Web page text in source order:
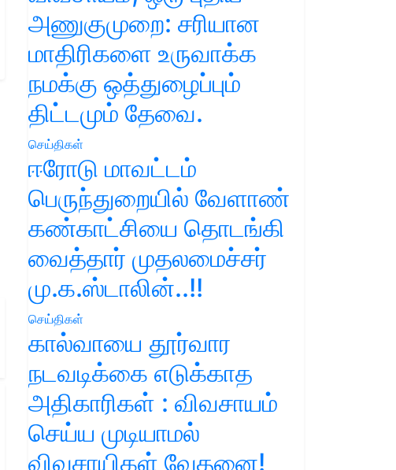
அணுகுமுறை: சரியான
மாதிரிகளை உருவாக்க
நமக்கு ஒத்துழைப்பும்
திட்டமும் தேவை.
செய்திகள்
ஈரோடு மாவட்டம்
பெருந்துறையில் வேளாண்
கண்காட்சியை தொடங்கி
வைத்தார் முதலமைச்சர்
மு.க.ஸ்டாலின்..!!
செய்திகள்
கால்வாயை தூர்வார
நடவடிக்கை எடுக்காத
அதிகாரிகள் : விவசாயம்
செய்ய முடியாமல்
விவசாயிகள் வேதனை!